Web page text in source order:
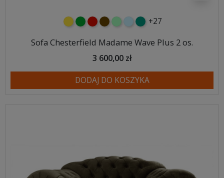
żółtyzielonyczerwony
czekoladowy
miętowybłękitny
turkusowy
+27
Sofa Chesterfield Madame Wave Plus 2 os.
3 600,00 zł
DODAJ DO KOSZYKA